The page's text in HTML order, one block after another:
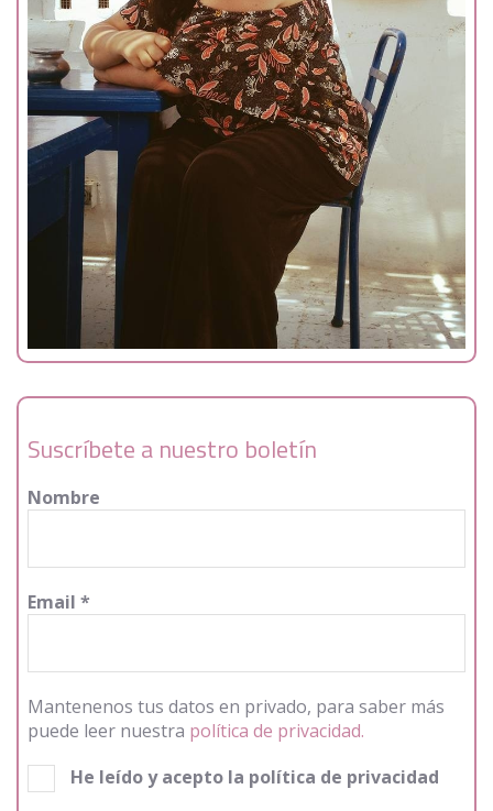
Suscríbete a nuestro boletín
Nombre
Email *
Mantenenos tus datos en privado, para saber más
puede leer nuestra política de privacidad.
He leído y acepto la política de privacidad